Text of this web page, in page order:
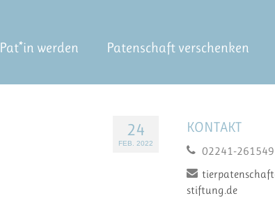
Pat*in werden Patenschaft verschenken
24
FEB. 2022
KONTAKT
02241-
stiftung.de